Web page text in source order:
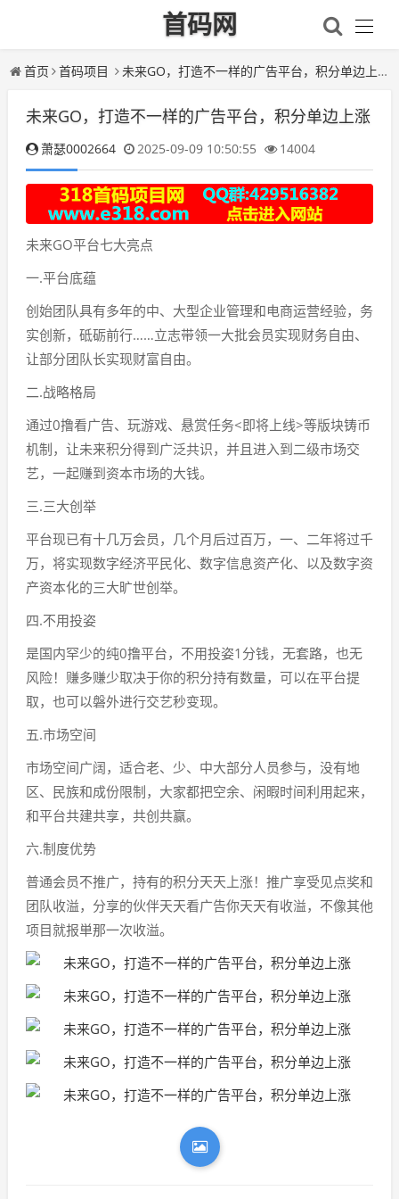
首码网
首页 首码项目 未来GO，打造不一样的广告平台，积分单边上涨
未来GO，打造不一样的广告平台，积分单边上涨
萧瑟0002664 2025-09-09 10:50:55 14004
未来GO平台七大亮点
一.平台底蕴
创始团队具有多年的中、大型企业管理和电商运营经验，务
实创新，砥砺前行……立志带领一大批会员实现财务自由、
让部分团队长实现财富自由。
二.战略格局
通过0撸看广告、玩游戏、悬赏任务<即将上线>等版块铸币
机制，让未来积分得到广泛共识，并且进入到二级市场交
艺，一起赚到资本市场的大钱。
三.三大创举
平台现已有十几万会员，几个月后过百万，一、二年将过千
万，将实现数字经济平民化、数字信息资产化、以及数字资
产资本化的三大旷世创举。
四.不用投姿
是国内罕少的纯0撸平台，不用投姿1分钱，无套路，也无
风险！赚多赚少取决于你的积分持有数量，可以在平台提
取，也可以磐外进行交艺秒变现。
五.市场空间
市场空间广阔，适合老、少、中大部分人员参与，没有地
区、民族和成份限制，大家都把空余、闲暇时间利用起来，
和平台共建共享，共创共赢。
六.制度优势
普通会员不推广，持有的积分天天上涨！推广享受见点奖和
团队收溢，分享的伙伴天天看广告你天天有收溢，不像其他
项目就报単那一次收溢。